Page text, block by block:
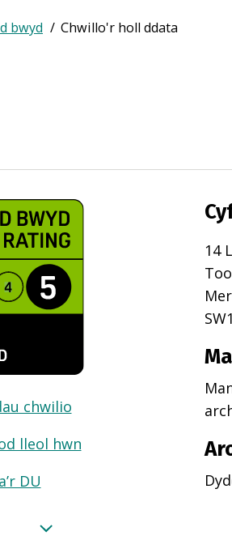
bwyd Chwillo'r holl ddata
chwilio
lleol hwn
DU
14